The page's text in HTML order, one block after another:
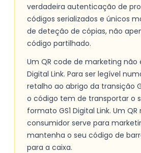
verdadeira autenticação de
códigos serializados e únicos
de deteção de cópias, não
código partilhado.
Um QR code de marketing não
Digital Link. Para ser legível
retalho ao abrigo da transição
o código tem de transportar o
formato GS1 Digital Link. Um
consumidor serve para
mantenha o seu código de
para a caixa.